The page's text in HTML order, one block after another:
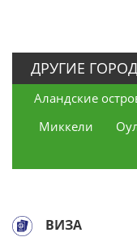
ДРУГИЕ
Аландские
Миккели
ВИЗА